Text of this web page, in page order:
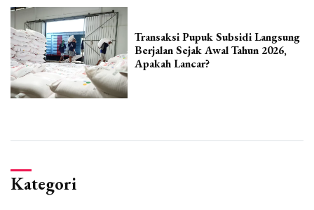
Transaksi Pupuk Subsidi Langsung
Berjalan Sejak Awal Tahun 2026,
Apakah Lancar?
Kategori